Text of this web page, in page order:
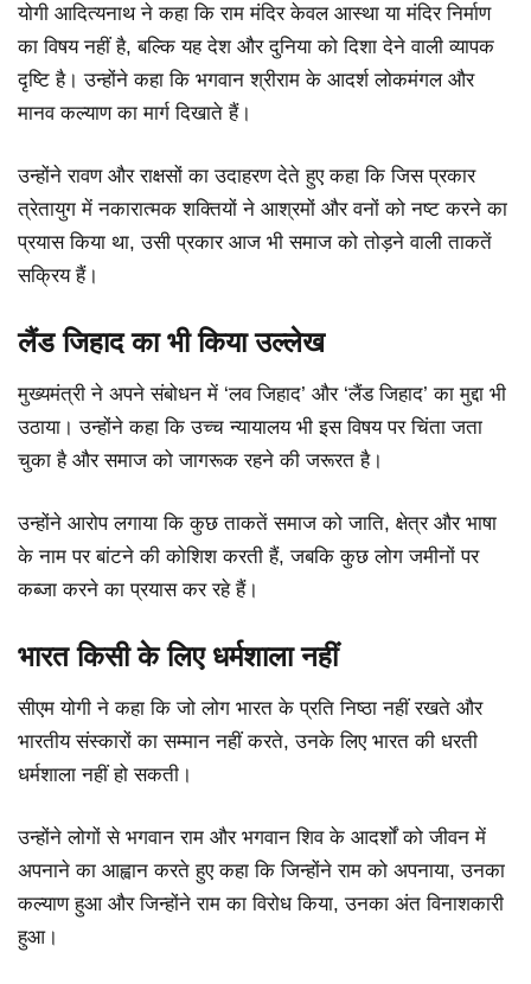
योगी आदित्यनाथ ने कहा कि राम मंदिर केवल आस्था या मंदिर निर्माण
का विषय नहीं है, बल्कि यह देश और दुनिया को दिशा देने वाली व्यापक
दृष्टि है। उन्होंने कहा कि भगवान श्रीराम के आदर्श लोकमंगल और
मानव कल्याण का मार्ग दिखाते हैं।
उन्होंने रावण और राक्षसों का उदाहरण देते हुए कहा कि जिस प्रकार
त्रेतायुग में नकारात्मक शक्तियों ने आश्रमों और वनों को नष्ट करने का
प्रयास किया था, उसी प्रकार आज भी समाज को तोड़ने वाली ताकतें
सक्रिय हैं।
लैंड जिहाद का भी किया उल्लेख
मुख्यमंत्री ने अपने संबोधन में ‘लव जिहाद’ और ‘लैंड जिहाद’ का मुद्दा भी
उठाया। उन्होंने कहा कि उच्च न्यायालय भी इस विषय पर चिंता जता
चुका है और समाज को जागरूक रहने की जरूरत है।
उन्होंने आरोप लगाया कि कुछ ताकतें समाज को जाति, क्षेत्र और भाषा
के नाम पर बांटने की कोशिश करती हैं, जबकि कुछ लोग जमीनों पर
कब्जा करने का प्रयास कर रहे हैं।
भारत किसी के लिए धर्मशाला नहीं
सीएम योगी ने कहा कि जो लोग भारत के प्रति निष्ठा नहीं रखते और
भारतीय संस्कारों का सम्मान नहीं करते, उनके लिए भारत की धरती
धर्मशाला नहीं हो सकती।
उन्होंने लोगों से भगवान राम और भगवान शिव के आदर्शों को जीवन में
अपनाने का आह्वान करते हुए कहा कि जिन्होंने राम को अपनाया, उनका
कल्याण हुआ और जिन्होंने राम का विरोध किया, उनका अंत विनाशकारी
हुआ।